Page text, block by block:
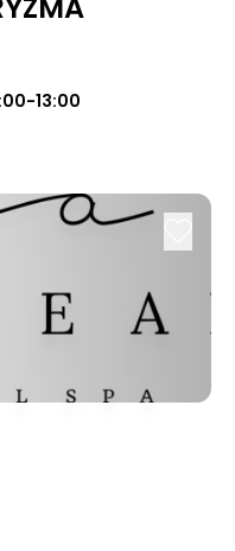
13:00